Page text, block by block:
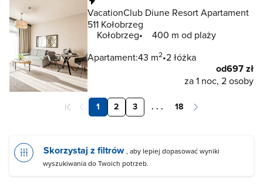
VacationClub Diune Resort Apartament
511 Kołobrzeg
Kołobrzeg
400 m od plaży
Apartament:43 m2 2 łóżka
od697 zł
za 1 noc, 2 osoby
1 2 3 . . . 18
Skorzystaj z filtrów , aby lepiej dopasować wyniki
wyszukiwania do Twoich potrzeb.